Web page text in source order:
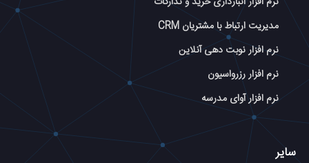
مدیریت ارتباط با مشتریان CRM
نرم افزار نوبت دهی آنلاین
نرم افزار رزرواسیون
نرم افزار آوای مدرسه
سایر